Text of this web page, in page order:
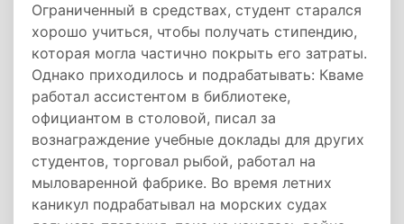
Ограниченный в средствах, студент старался
хорошо учиться, чтобы получать стипендию,
которая могла частично покрыть его затраты.
Однако приходилось и подрабатывать: Кваме
работал ассистентом в библиотеке,
официантом в столовой, писал за
вознаграждение учебные доклады для других
студентов, торговал рыбой, работал на
мыловаренной фабрике. Во время летних
каникул подрабатывал на морских судах